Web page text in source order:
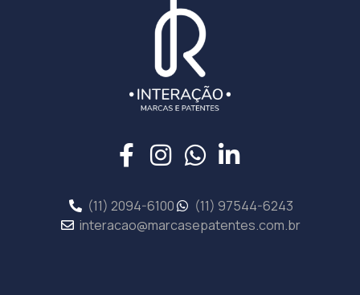
(11) 2094-6100
(11) 97544-6243
interacao@marcasepatentes.com.br